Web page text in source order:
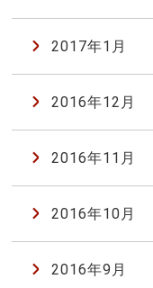
2017年1月
2016年12月
2016年11月
2016年10月
2016年9月